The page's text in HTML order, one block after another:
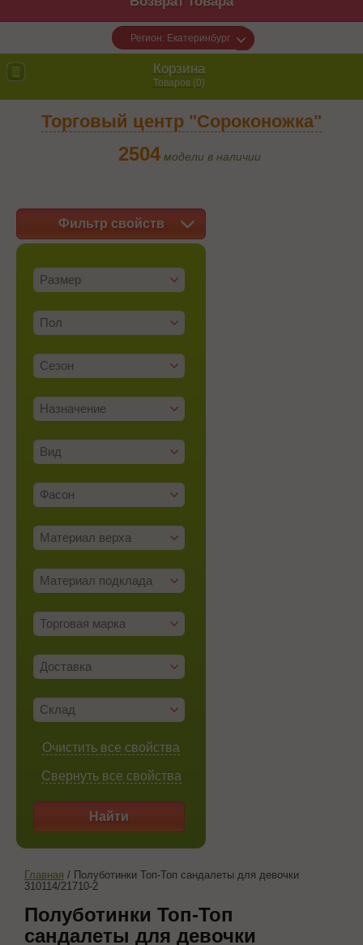
Регион: Екатеринбург
Корзина
Товаров (0)
Торговый центр "Сороконожка"
2504 модели в наличии
Фильтр свойств
Размер
Пол
Сезон
Назначение
Вид
Фасон
Материал верха
Материал подклада
Торговая марка
Доставка
Склад
Очистить все свойства
Свернуть все свойства
Найти
Главная / Полуботинки Топ-Топ сандалеты для девочки
310114/21710-2
Полуботинки Топ-Топ
сандалеты для девочки